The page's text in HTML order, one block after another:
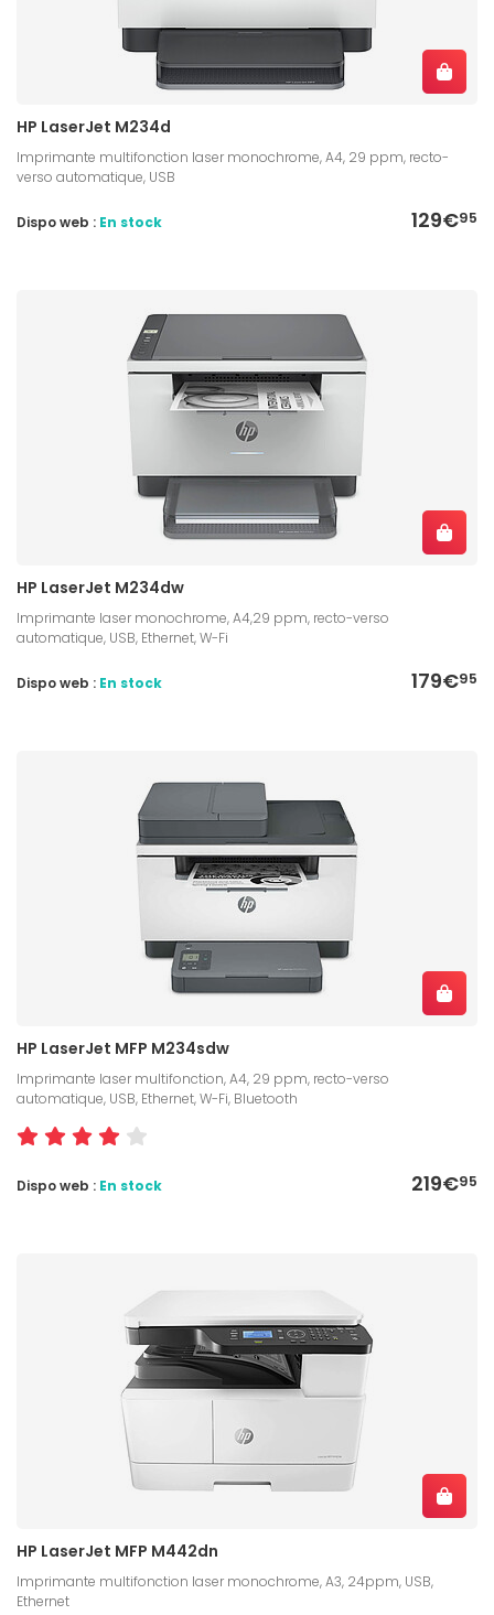
HP LaserJet M234d
Imprimante multifonction laser monochrome, A4, 29 ppm, recto-
verso automatique, USB
129€95
Dispo web : En stock
HP LaserJet M234dw
Imprimante laser monochrome, A4,29 ppm, recto-verso
automatique, USB, Ethernet, W-Fi
179€95
Dispo web : En stock
HP LaserJet MFP M234sdw
Imprimante laser multifonction, A4, 29 ppm, recto-verso
automatique, USB, Ethernet, W-Fi, Bluetooth
219€95
Dispo web : En stock
HP LaserJet MFP M442dn
Imprimante multifonction laser monochrome, A3, 24ppm, USB,
Ethernet